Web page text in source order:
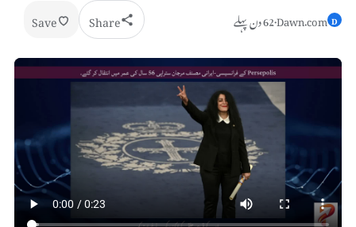
D
Dawn.com
·62 دن پہلے Share
Save